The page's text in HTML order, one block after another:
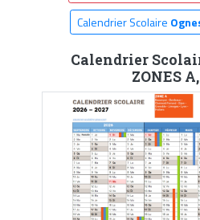
Calendrier Scolaire
Calendrier
ZONES